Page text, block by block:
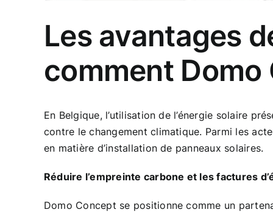
Les avantages
comment
En Belgique, l’utilisation de l’énergie solaire
contre le changement climatique. Parmi les
en matière d’installation de panneaux solaires.
Réduire l’empreinte carbone et les factures
Domo Concept se positionne comme un